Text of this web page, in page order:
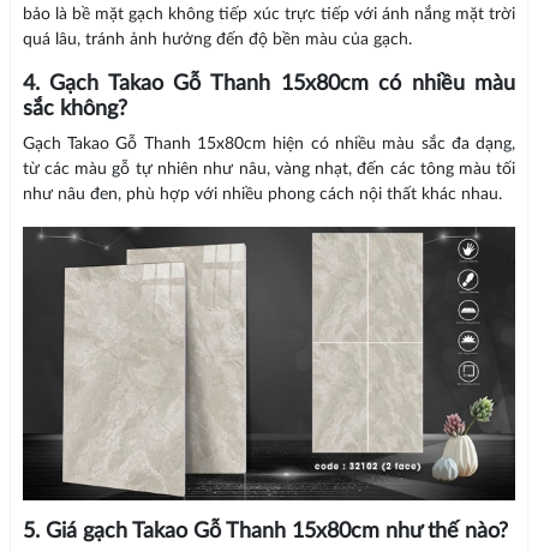
bảo là bề mặt gạch không tiếp xúc trực tiếp với ánh nắng mặt trời
quá lâu, tránh ảnh hưởng đến độ bền màu của gạch.
4. Gạch Takao Gỗ Thanh 15x80cm có nhiều màu
sắc không?
Gạch Takao Gỗ Thanh 15x80cm hiện có nhiều màu sắc đa dạng,
từ các màu gỗ tự nhiên như nâu, vàng nhạt, đến các tông màu tối
như nâu đen, phù hợp với nhiều phong cách nội thất khác nhau.
5. Giá gạch Takao Gỗ Thanh 15x80cm như thế nào?